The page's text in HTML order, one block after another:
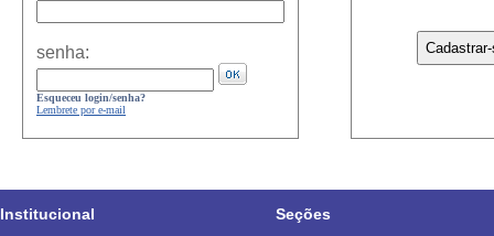
senha:
Esqueceu login/senha?
Lembrete por e-mail
Institucional Seções